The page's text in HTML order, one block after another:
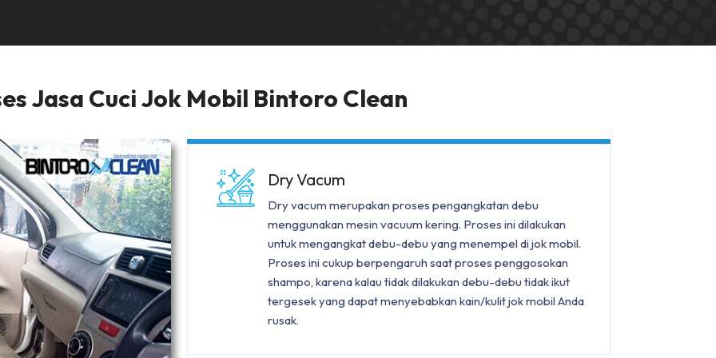
Jasa Cuci Jok Mobil Bintoro Clean
Dry Vacum
Dry vacum merupakan proses pengangkatan debu
menggunakan mesin vacuum kering. Proses ini dilakukan
untuk mengangkat debu-debu yang menempel di jok mobil.
Proses ini cukup berpengaruh saat proses penggosokan
shampo, karena kalau tidak dilakukan debu-debu tidak ikut
tergesek yang dapat menyebabkan kain/kulit jok mobil Anda
rusak.